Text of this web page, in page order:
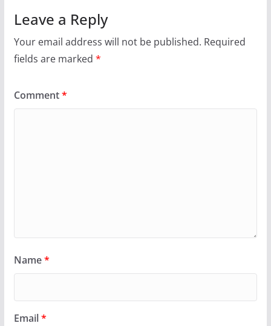
Leave a Reply
Your email address will not be published. Required
fields are marked *
Comment*
Name*
Email*